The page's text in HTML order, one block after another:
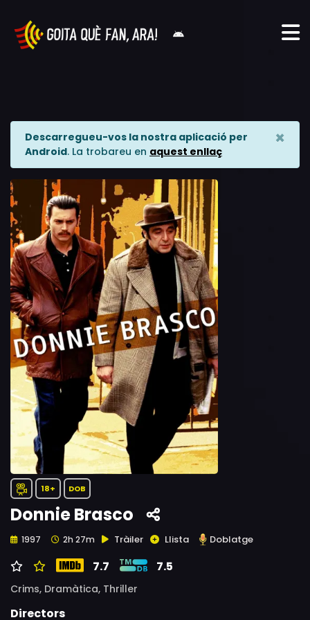
Descarregueu-vos la nostra aplicació per
Android. La trobareu en aquest enllaç
×
18+ DOB
Donnie Brasco
1997 2h 27m Tràiler Llista Doblatge
7.7 7.5
Crims, Dramàtica, Thriller
Directors